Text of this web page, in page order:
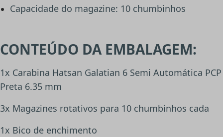
Capacidade do magazine: 10 chumbinhos
CONTEÚDO DA EMBALAGEM:
1x Carabina Hatsan Galatian 6 Semi Automática PCP
Preta 6.35 mm
3x Magazines rotativos para 10 chumbinhos cada
1x Bico de enchimento